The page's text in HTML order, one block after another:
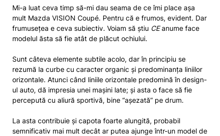
Mi-a luat ceva timp să-mi dau seama de ce îmi place așa
mult Mazda VISION Coupé. Pentru că e frumos, evident. Dar
frumusețea e ceva subiectiv. Voiam să știu CEanume face
modelul ăsta să fie atât de plăcut ochiului.
Sunt câteva elemente subtile acolo, dar în principiu se
rezumă la curbe cu caracter organic și predominanța liniilor
orizontale. Atunci când liniile orizontale predomină în design-
ul auto, dă impresia unei mașini late; și asta o face să fie
percepută cu aliură sportivă, bine “așezată” pe drum.
La asta contribuie și capota foarte alungită, probabil
semnificativ mai mult decât ar putea ajunge într-un model de